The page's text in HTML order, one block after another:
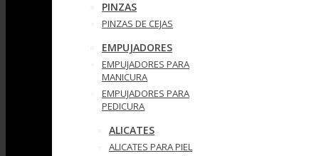
PINZAS
PINZAS DE CEJAS
EMPUJADORES
EMPUJADORES PARA
MANICURA
EMPUJADORES PARA
PEDICURA
ALICATES
ALICATES PARA PIEL